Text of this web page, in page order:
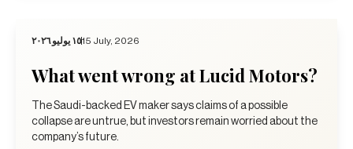
١٥ يوليو ٢٠٢٦15 July, 2026
What went wrong at Lucid Motors?
The Saudi-backed EV maker says claims of a possible
collapse are untrue, but investors remain worried about the
company’s future.